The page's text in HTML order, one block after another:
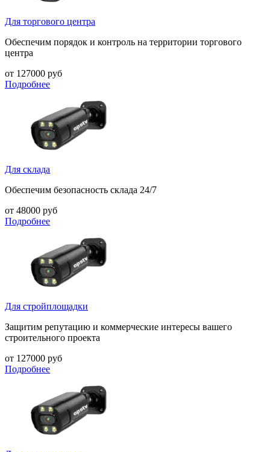
Для торгового центра
Обеспечим порядок и контроль на территории торгового
центра
от 127000 руб
Подробнее
Для склада
Обеспечим безопасность склада 24/7
от 48000 руб
Подробнее
Для стройплощадки
Защитим репутацию и коммерческие интересы вашего
строительного проекта
от 127000 руб
Подробнее